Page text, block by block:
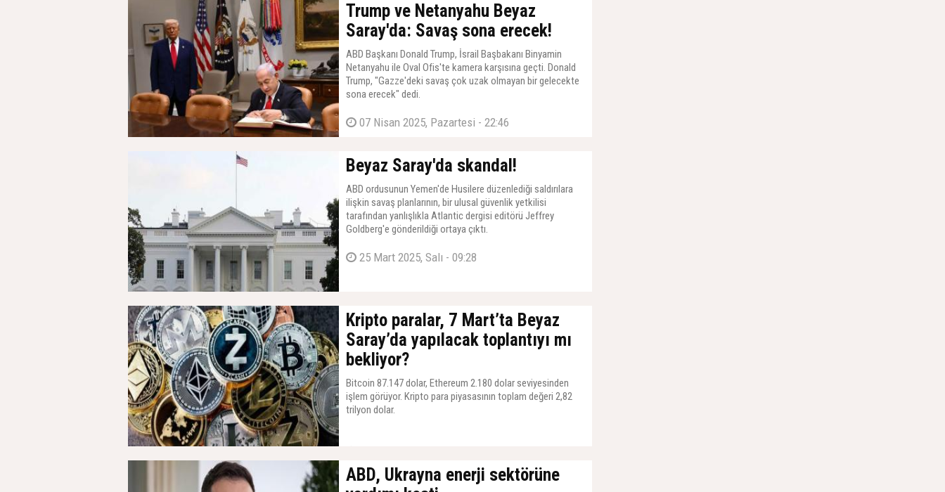
Trump ve Netanyahu Beyaz
Saray'da: Savaş sona erecek!
ABD Başkanı Donald Trump, İsrail Başbakanı Binyamin
Netanyahu ile Oval Ofis'te kamera karşısına geçti. Donald
Trump, "Gazze'deki savaş çok uzak olmayan bir gelecekte
sona erecek" dedi.
07 Nisan 2025, Pazartesi - 22:46
Beyaz Saray'da skandal!
ABD ordusunun Yemen'de Husilere düzenlediği saldırılara
ilişkin savaş planlarının, bir ulusal güvenlik yetkilisi
tarafından yanlışlıkla Atlantic dergisi editörü Jeffrey
Goldberg'e gönderildiği ortaya çıktı.
25 Mart 2025, Salı - 09:28
Kripto paralar, 7 Mart’ta Beyaz
Saray’da yapılacak toplantıyı mı
bekliyor?
Bitcoin 87.147 dolar, Ethereum 2.180 dolar seviyesinden
işlem görüyor. Kripto para piyasasının toplam değeri 2,82
trilyon dolar.
ABD, Ukrayna enerji sektörüne